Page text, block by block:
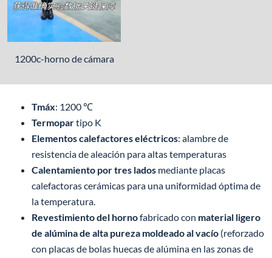
1200c-horno de cámara
Tmáx: 1200 ℃
Termopartipo K
Elementos calefactores eléctricos: alambre de
resistencia de aleación para altas temperaturas
Calentamiento por tres lados mediante placas
calefactoras cerámicas para una uniformidad óptima de
la temperatura.
Revestimiento del hornofabricado con material ligero
de alúmina de alta pureza moldeado al vacío (reforzado
con placas de bolas huecas de alúmina en las zonas de